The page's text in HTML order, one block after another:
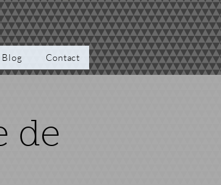
Blog Contact
de